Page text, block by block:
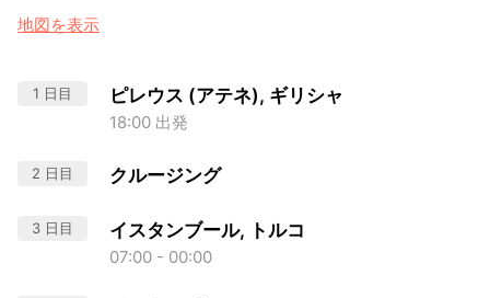
地図を表示
1 日目 ピレウス (アテネ), ギリシャ
18:00 出発
2 日目 クルージング
3 日目 イスタンブール, トルコ
07:00 - 00:00